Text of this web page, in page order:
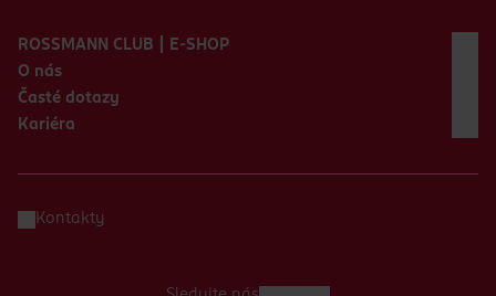
ROSSMANN CLUB | E-SHOP
O nás
Časté dotazy
Kariéra
Kontakty